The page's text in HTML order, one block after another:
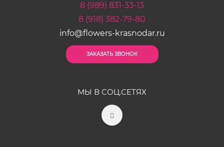
8 (989) 831-33-13
8 (918) 382-79-80
info@flowers-krasnodar.ru
ЗАКАЗАТЬ ЗВОНОК
МЫ В СОЦ.СЕТЯХ